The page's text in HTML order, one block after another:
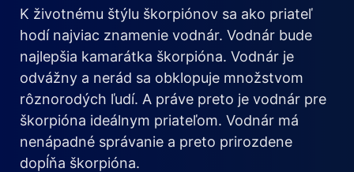
K životnému štýlu škorpiónov sa ako priateľ
hodí najviac znamenie vodnár. Vodnár bude
najlepšia kamarátka škorpióna. Vodnár je
odvážny a nerád sa obklopuje množstvom
rôznorodých ľudí. A práve preto je vodnár pre
škorpióna ideálnym priateľom. Vodnár má
nenápadné správanie a preto prirozdene
dopĺňa škorpióna.